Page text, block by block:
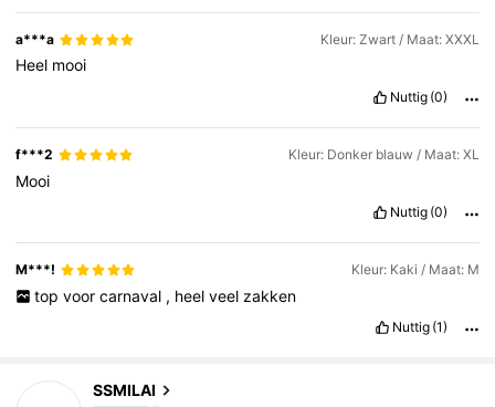
a***a Kleur: Zwart / Maat: XXXL
Heel mooi
Nuttig (0)
f***2 Kleur: Donker blauw / Maat: XL
Mooi
Nuttig (0)
M***! Kleur: Kaki / Maat: M
top voor carnaval , heel veel zakken
Nuttig (1)
SSMILAI 4.76